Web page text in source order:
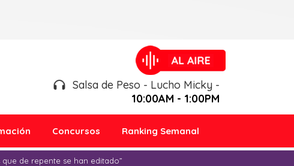
Salsa de Peso - Lucho Micky -
10:00AM - 1:00PM
Concursos Ranking Semanal
de repente se han editado”